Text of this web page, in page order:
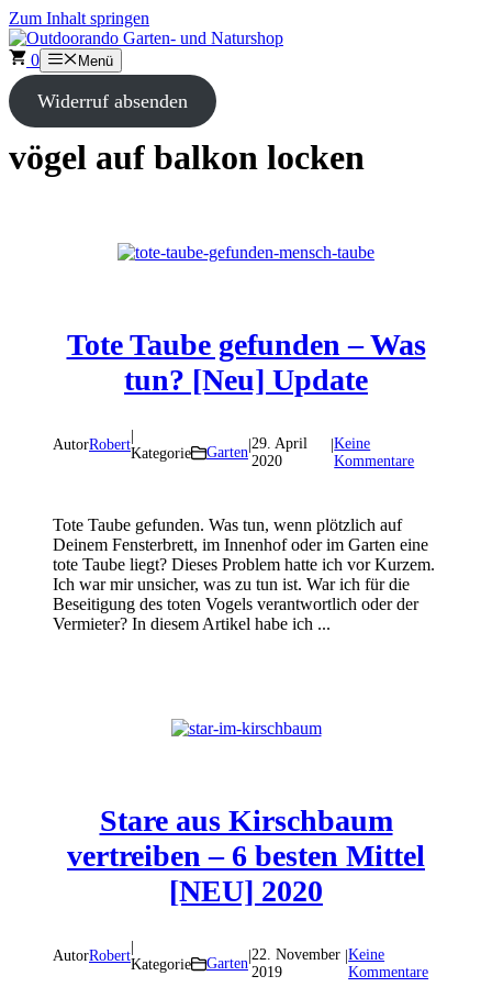
Zum Inhalt springen
0 Menü
Widerruf absenden
vögel auf balkon locken
Tote Taube gefunden – Was
tun? [Neu] Update
AutorRobert
Kategorie
Garten
29. April
2020
|Keine
Kommentare
Tote Taube gefunden. Was tun, wenn plötzlich auf
Deinem Fensterbrett, im Innenhof oder im Garten eine
tote Taube liegt? Dieses Problem hatte ich vor Kurzem.
Ich war mir unsicher, was zu tun ist. War ich für die
Beseitigung des toten Vogels verantwortlich oder der
Vermieter? In diesem Artikel habe ich ...
Stare aus Kirschbaum
vertreiben – 6 besten Mittel
[NEU] 2020
AutorRobert
Kategorie
Garten
22. November
2019
|Keine
Kommentare